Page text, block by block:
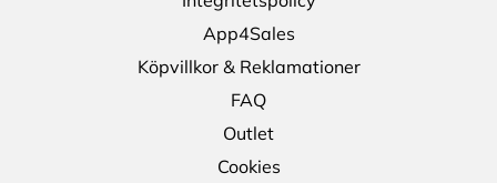
App4Sales
Köpvillkor & Reklamationer
FAQ
Outlet
Cookies